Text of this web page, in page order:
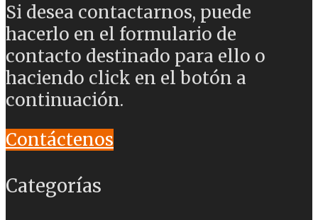
Si desea contactarnos, puede
hacerlo en el formulario de
contacto destinado para ello o
haciendo click en el botón a
continuación.
Contáctenos
Categorías